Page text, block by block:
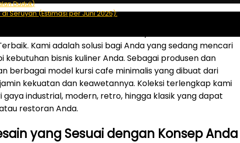
Duduk)
Seruyan (Estimasi per Juni 2025):
Kami adalah solusi bagi Anda yang sedang mencari
kebutuhan bisnis kuliner Anda. Sebagai produsen dan
berbagai model kursi cafe minimalis yang dibuat dari
kekuatan dan keawetannya. Koleksi terlengkap kami
industrial, modern, retro, hingga klasik yang dapat
restoran Anda.
yang Sesuai dengan Konsep Anda